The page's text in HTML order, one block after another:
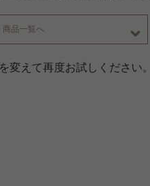
商品一覧へ
変えて再度お試しください。